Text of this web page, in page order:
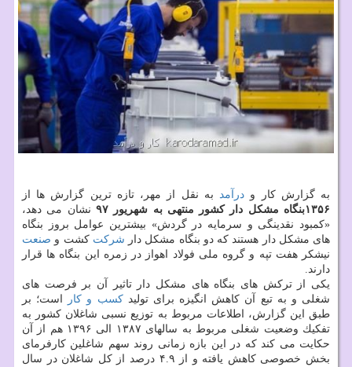
به گزارش كار و درآمدبه نقل از مهر، تازه ترین گزارش ها از
۱۳۵۶بنگاه مشكل دار كشور منتهی به شهریور ۹۷
نشان می دهد،
«كمبود نقدینگی و سرمایه در گردش» بیشترین عوامل بروز بنگاه
های مشكل دار هستند كه دو بنگاه مشكل دار شركت كشت و صنعت
نیشكر هفت تپه و گروه ملی فولاد اهواز در زمره این بنگاه ها قرار
دارند.
یكی از تركش های بنگاه های مشكل دار تاثیر آن بر فرصت های
شغلی و به تبع آن كاهش انگیزه برای تولیدكسب و كار
است؛ بر
طبق این گزارش، اطلاعات مربوط به توزیع نسبی شاغلان كشور به
تفكیك وضعیت شغلی مربوط به سال­های ۱۳۸۷ الی ۱۳۹۶ هم از آن
حكایت می كند كه در این بازه زمانی روند سهم شاغلین كارفرمای
بخش خصوصی كاهش یافته و از ۴.۹ درصد از كل شاغلان در سال